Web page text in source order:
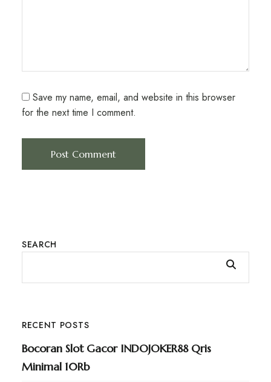
Save my name, email, and website in this browser
for the next time I comment.
SEARCH
RECENT POSTS
Bocoran Slot Gacor INDOJOKER88 Qris
Minimal 10Rb